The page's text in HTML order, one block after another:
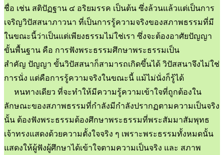
ชื่อ เช่น สติปัฏฐาน ๔ อริยมรรค เป็นต้น ซึ่งล้วนแล้วแต่เป็นการ
เจริญวิปัสสนาภาวนา ที่เป็นการรู้ความจริงของสภาพธรรมที่มี
ในขณะนี้ว่าเป็นแต่เพียงธรรมไม่ใช่เรา ซึ่งจะต้องอาศัยปัญญา
ขั้นพื้นฐาน คือ การฟังพระธรรมศึกษาพระธรรมเป็น
สำคัญ ปัญญา ขั้นวิปัสสนาก็สามารถเกิดขึ้นได้ วิปัสสนาจึงไม่ใช่
การนั่ง แต่คือการรู้ความจริงในขณะนี้ แม้ไม่นั่งก็รู้ได้
หนทางเดียว ที่จะทำให้มีความรู้ความเข้าใจที่ถูกต้องใน
ลักษณะของสภาพธรรมที่กำลังมีกำลังปรากฏตามความเป็นจริง
นั้น ต้องฟังพระธรรมต้องศึกษาพระธรรมที่พระสัมมาสัมพุทธ
เจ้าทรงแสดงด้วยความตั้งใจจริง ๆ เพราะพระธรรมทั้งหมดนั้น
แสดงให้ผู้ฟังผู้ศึกษาได้เข้าใจตามความเป็นจริง และ สภาพ